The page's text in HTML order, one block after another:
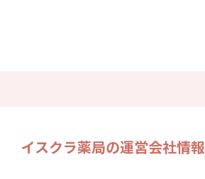
イスクラ薬局の運営会社情報